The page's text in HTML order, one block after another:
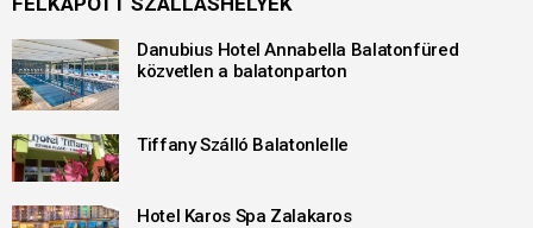
Danubius Hotel Annabella Balatonfüred
közvetlen a balatonparton
Tiffany Szálló Balatonlelle
Hotel Karos Spa Zalakaros